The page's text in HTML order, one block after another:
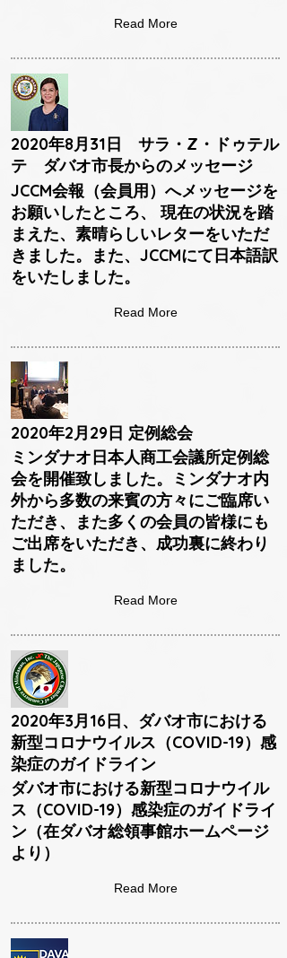
Read More
2020年8月31日 サラ・Z・ドゥテル
テ ダバオ市長からのメッセージ
JCCM会報（会員用）へメッセージを
お願いしたところ、 現在の状況を踏
まえた、素晴らしいレターをいただ
きました。また、JCCMにて日本語訳
をいたしました。
Read More
2020年2月29日 定例総会
ミンダナオ日本人商工会議所定例総
会を開催致しました。ミンダナオ内
外から多数の来賓の方々にご臨席い
ただき、また多くの会員の皆様にも
ご出席をいただき、成功裏に終わり
ました。
Read More
2020年3月16日、ダバオ市における
新型コロナウイルス（COVID-19）感
染症のガイドライン
ダバオ市における新型コロナウイル
ス（COVID-19）感染症のガイドライ
ン（在ダバオ総領事館ホームページ
より）
Read More